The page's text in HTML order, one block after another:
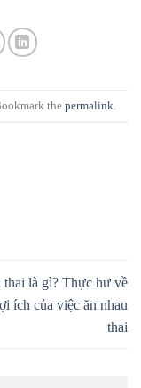
the permalink
thai là gì? Thực hư về
ích của việc ăn nhau
thai